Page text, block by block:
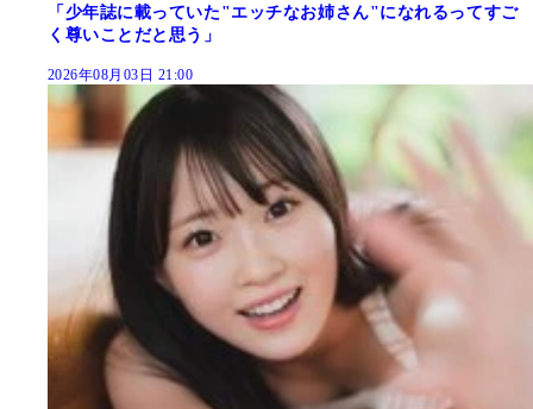
「少年誌に載っていた"エッチなお姉さん"になれるってすご
く尊いことだと思う」
2026年08月03日 21:00